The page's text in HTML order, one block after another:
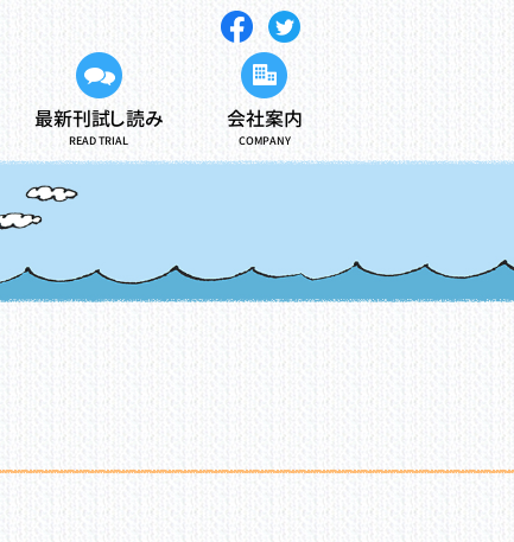
最新刊試し読み
READ TRIAL
会社案内
COMPANY